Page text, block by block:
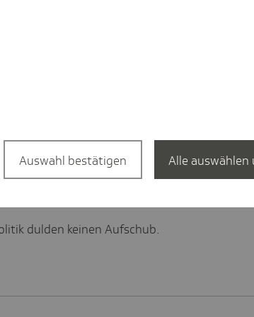
dulden keinen Aufschub.
Auswahl bestätigen Alle auswählen